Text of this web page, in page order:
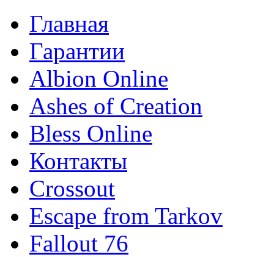
Главная
Гарантии
Albion Online
Ashes of Creation
Bless Online
Контакты
Crossout
Escape from Tarkov
Fallout 76